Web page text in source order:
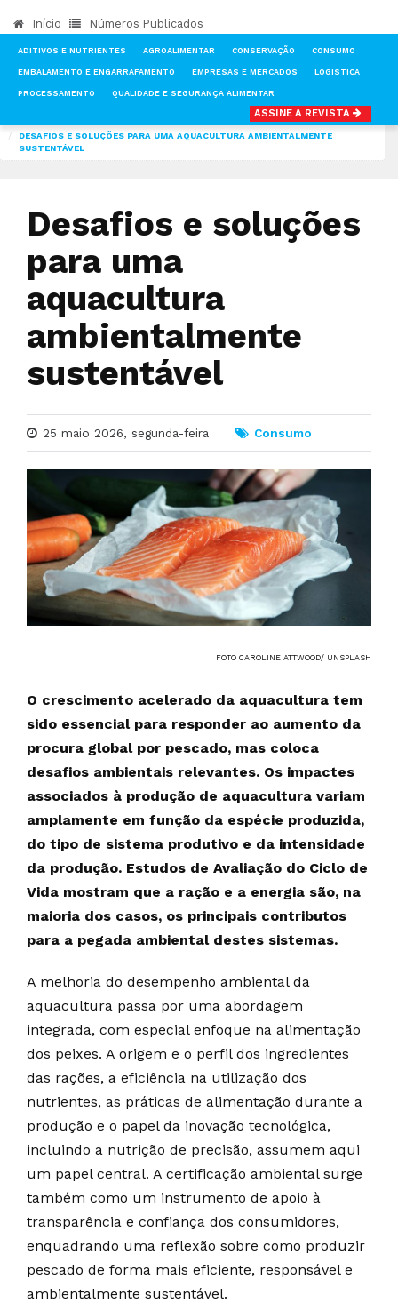
Início Números Publicados
ADITIVOS E NUTRIENTES AGROALIMENTAR CONSERVAÇÃO CONSUMO
EMBALAMENTO E ENGARRAFAMENTO EMPRESAS E MERCADOS LOGÍSTICA
PROCESSAMENTO QUALIDADE E SEGURANÇA ALIMENTAR
ASSINE A REVISTA
DESAFIOS E SOLUÇÕES PARA UMA AQUACULTURA AMBIENTALMENTE
SUSTENTÁVEL
Desafios e soluções
para uma
aquacultura
ambientalmente
sustentável
25 maio 2026, segunda-feira Consumo
FOTO CAROLINE ATTWOOD/ UNSPLASH
O crescimento acelerado da aquacultura tem
sido essencial para responder ao aumento da
procura global por pescado, mas coloca
desafios ambientais relevantes. Os impactes
associados à produção de aquacultura variam
amplamente em função da espécie produzida,
do tipo de sistema produtivo e da intensidade
da produção. Estudos de Avaliação do Ciclo de
Vida mostram que a ração e a energia são, na
maioria dos casos, os principais contributos
para a pegada ambiental destes sistemas.
A melhoria do desempenho ambiental da
aquacultura passa por uma abordagem
integrada, com especial enfoque na alimentação
dos peixes. A origem e o perfil dos ingredientes
das rações, a eficiência na utilização dos
nutrientes, as práticas de alimentação durante a
produção e o papel da inovação tecnológica,
incluindo a nutrição de precisão, assumem aqui
um papel central. A certificação ambiental surge
também como um instrumento de apoio à
transparência e confiança dos consumidores,
enquadrando uma reflexão sobre como produzir
pescado de forma mais eficiente, responsável e
ambientalmente sustentável.